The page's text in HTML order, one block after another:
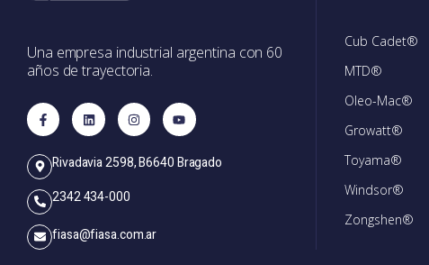
Una empresa industrial argentina con 60
años de trayectoria.
Rivadavia 2598, B6640 Bragado
2342 434-000
fiasa@fiasa.com.ar
Cub Cadet®
MTD®
Oleo-Mac®
Growatt®
Toyama®
Windsor®
Zongshen®